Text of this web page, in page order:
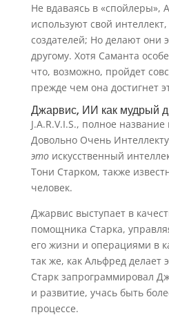
Не вдаваясь в «спойлеры»,
используют свой
создателей; Но делают они
другому. Хотя Саманта
что, возможно, пройдет
прежде чем она достигнет
Джарвис, ИИ как мудрый
J.A.R.V.I.S., полное
Довольно Очень
этоискусственный
Тони Старком, также
человек.
Джарвис выступает в
помощника Старка,
его жизни и операциями в
так же, как Альфред делает
Старк запрограммировал
и развитие, учась быть
процессе.